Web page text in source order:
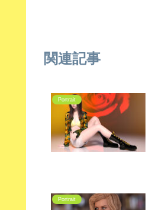
関連記事
Portrait
Portrait